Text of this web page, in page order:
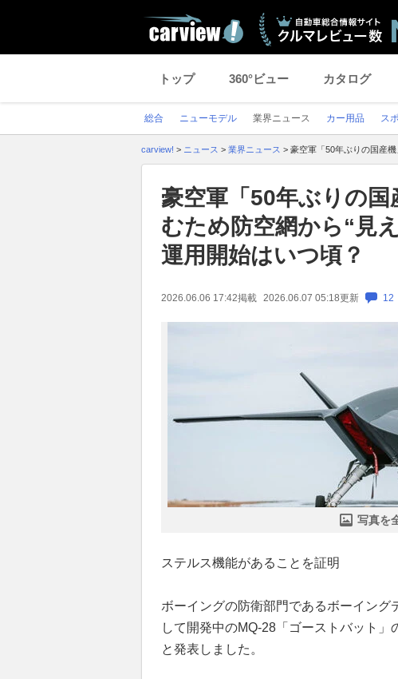
トップ 360°ビュー カタログ
総合 ニューモデル 業界ニュース カー用品 ス
carview! > ニュース > 業界ニュース > 豪空軍「50年ぶりの国産
豪空軍「50年ぶりの国
むため防空網から“見
運用開始はいつ頃？
2026.06.06 17:42掲載 2026.06.07 05:18更新 12
写真を
ステルス機能があることを証明
ボーイングの防衛部門であるボーイング
して開発中のMQ-28「ゴーストバット
と発表しました。